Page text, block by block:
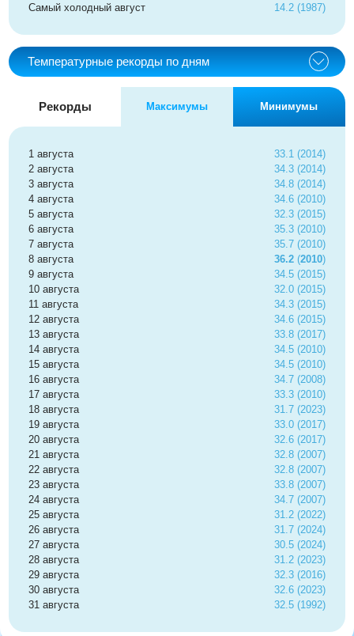
Самый холодный август
14.2 (1987)
Температурные рекорды по дням
Рекорды Максимумы Минимумы
1 августа
2 августа
3 августа
4 августа
5 августа
6 августа
7 августа
8 августа
9 августа
10 августа
11 августа
12 августа
13 августа
14 августа
15 августа
16 августа
17 августа
18 августа
19 августа
20 августа
21 августа
22 августа
23 августа
24 августа
25 августа
26 августа
27 августа
28 августа
29 августа
30 августа
31 августа
33.1 (2014)
34.3 (2014)
34.8 (2014)
34.6 (2010)
32.3 (2015)
35.3 (2010)
35.7 (2010)
36.2(2010)
34.5 (2015)
32.0 (2015)
34.3 (2015)
34.6 (2015)
33.8 (2017)
34.5 (2010)
34.5 (2010)
34.7 (2008)
33.3 (2010)
31.7 (2023)
33.0 (2017)
32.6 (2017)
32.8 (2007)
32.8 (2007)
33.8 (2007)
34.7 (2007)
31.2 (2022)
31.7 (2024)
30.5 (2024)
31.2 (2023)
32.3 (2016)
32.6 (2023)
32.5 (1992)